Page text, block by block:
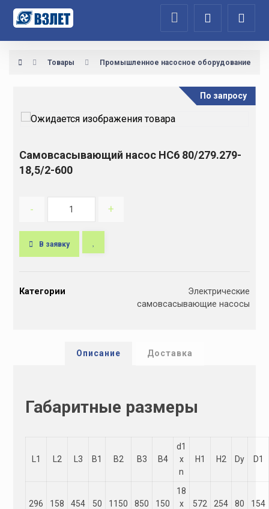
Товары Промышленное насосное оборудование
Самовсасывающий насос НС6 80/279.279-
18,5/2-600
По запросу
- +
В заявку
tКатегории
Электрические
самовсасывающие насосы
Описание Доставка
Габаритные размеры
L1 L2 L3 B1 B2 B3 B4
d1
х
n
H1 H2 Dу D1
296 158 454 50 1150 850 150
18
х
572 254 80 154